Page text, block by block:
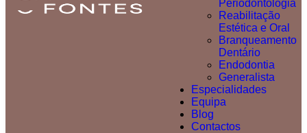
Periodontologia
Reabilitação
Estética e Oral
Branqueamento
Dentário
Endodontia
Generalista
Especialidades
Equipa
Blog
Contactos